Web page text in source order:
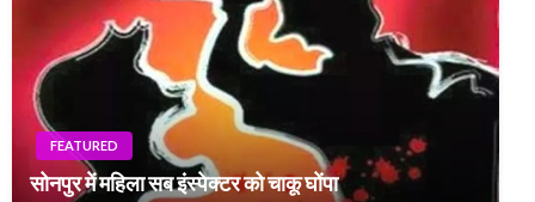
FEATURED
सोनपुर में महिला सब इंस्पेक्टर को चाकू घोंपा